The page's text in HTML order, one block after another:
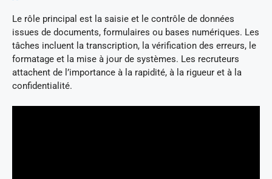
Le rôle principal est la saisie et le contrôle de données
issues de documents, formulaires ou bases numériques. Les
tâches incluent la transcription, la vérification des erreurs, le
formatage et la mise à jour de systèmes. Les recruteurs
attachent de l’importance à la rapidité, à la rigueur et à la
confidentialité.